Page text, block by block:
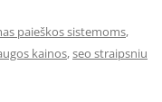
paieškos sistemoms,
kainos,seo straipsniu